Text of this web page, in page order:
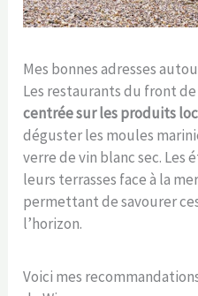
Mes bonnes adresses
Les restaurants du front
centrée sur les produits
déguster les moules
verre de vin blanc sec.
leurs terrasses face à la
permettant de savourer
l’horizon.
Voici mes